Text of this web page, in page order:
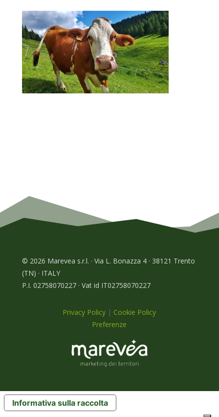
© 2026 Marevea s.r.l. · Via L. Bonazza 4 · 38121 Trento
(TN) · ITALY
P.I. 02758070227 · Vat id IT02758070227
Privacy Policy | Cookie Policy
Preferenze
Informativa sulla raccolta